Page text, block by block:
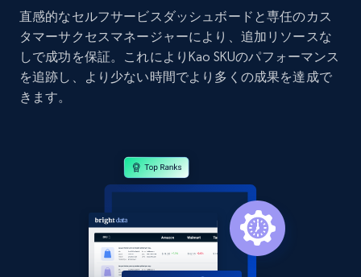
2.1K+ 355+ 今すぐ始める
URL, Domain, Country code, Model number,
Sku, Product id, Product name, Manufacturer,
355+ 今すぐ始める
直感的なセルフサービスダッシュボードと専任のカス
タマーサクセスマネージャーにより、追加リソースな
しで成功を保証。これによりKao SKUのパフォーマンス
を追跡し、より少ない時間でより多くの成果を達成で
きます。